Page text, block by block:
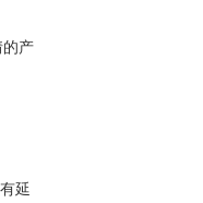
的产
延